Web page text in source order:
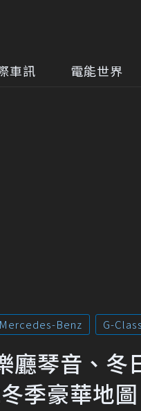
車訊 電能世界
Mercedes-Benz G-Class
廳琴音、
季豪華地圖